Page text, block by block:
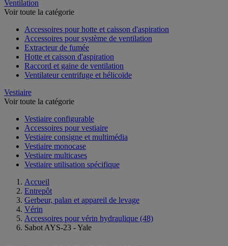
Ventilation
Accessoires pour hotte et caisson d'aspiration
Accessoires pour système de ventilation
Extracteur de fumée
Hotte et caisson d'aspiration
Raccord et gaine de ventilation
Vestiaire
Vestiaire configurable
Accessoires pour vestiaire
Vestiaire consigne et multimédia
Vestiaire monocase
Vestiaire multicases
Accueil
Entrepôt
Gerbeur, palan et appareil de levage
Vérin
Accessoires pour vérin hydraulique